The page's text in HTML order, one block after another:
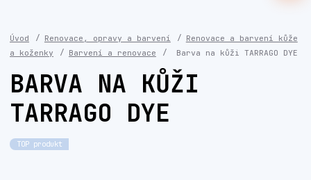
Úvod Renovace, opravy a barvení
Renovace a barvení kůže
a koženky
Barvení a renovace Barva na kůži TARRAGO DYE
BARVA NA KŮŽI
TARRAGO DYE
TOP produkt